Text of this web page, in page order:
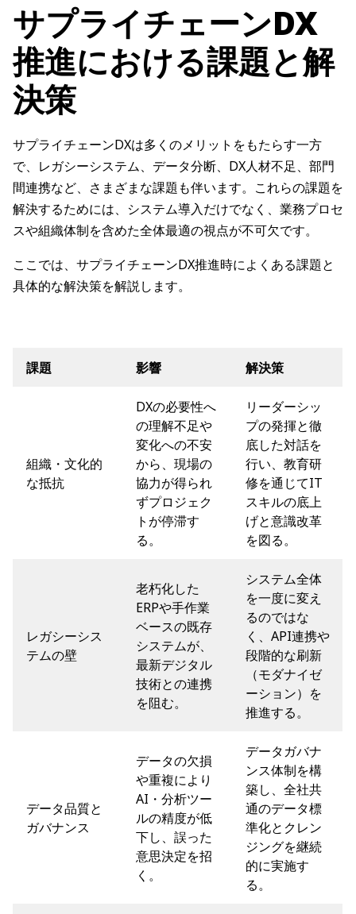
サプライチェーンDX
推進における課題と解
決策
サプライチェーンDXは多くのメリットをもたらす一方
で、レガシーシステム、データ分断、DX人材不足、部門
間連携など、さまざまな課題も伴います。これらの課題を
解決するためには、システム導入だけでなく、業務プロセ
スや組織体制を含めた全体最適の視点が不可欠です。
ここでは、サプライチェーンDX推進時によくある課題と
具体的な解決策を解説します。
課題 影響 解決策
組織・文化的
な抵抗
DXの必要性へ
の理解不足や
変化への不安
から、現場の
協力が得られ
ずプロジェク
トが停滞す
る。
リーダーシッ
プの発揮と徹
底した対話を
行い、教育研
修を通じてIT
スキルの底上
げと意識改革
を図る。
レガシーシス
テムの壁
老朽化した
ERPや手作業
ベースの既存
システムが、
最新デジタル
技術との連携
を阻む。
システム全体
を一度に変え
るのではな
く、API連携や
段階的な刷新
（モダナイゼ
ーション）を
推進する。
データ品質と
ガバナンス
データの欠損
や重複により
AI・分析ツー
ルの精度が低
下し、誤った
意思決定を招
く。
データガバナ
ンス体制を構
築し、全社共
通のデータ標
準化とクレン
ジングを継続
的に実施す
る。